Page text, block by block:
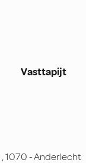
Vasttapijt
,1070-Anderlecht